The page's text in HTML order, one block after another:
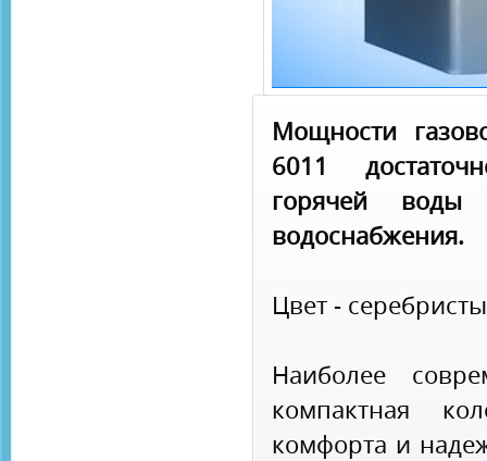
Мощности
6011
горячей
водоснабжения.
Цвет -
Наиболее
компактная
комфорта и